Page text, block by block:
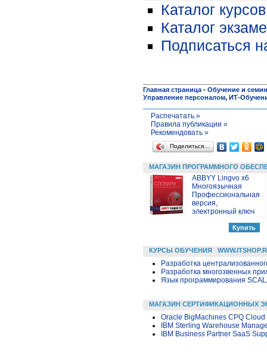
Каталог курсов
Каталог
Подписаться
Главная страница - Обучение и
Управление персоналом, ИТ-
Распечатать »
Правила публикации »
Рекомендовать »
Поделиться…
МАГАЗИН ПРОГРАММНОГО
ABBYY Lingvo x6
Многоязычная
Профессиональная
версия,
электронный ключ
КУРСЫ ОБУЧЕНИЯ
Разработка
Разработка многозвенных
Язык программирования
МАГАЗИН СЕРТИФИКАЦИОННЫХ
Oracle BigMachines CPQ
IBM Sterling Warehouse
IBM Business Partner SaaS